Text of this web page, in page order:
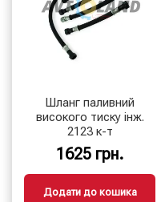
Шланг паливний
високого тиску інж.
2123 к-т
1625 грн.
Додати до кошика